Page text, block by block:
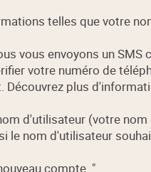
telles que votre
vous envoyons un SMS
votre numéro de
Découvrez plus
d'utilisateur (votre
le nom d'utilisateur
compte. "